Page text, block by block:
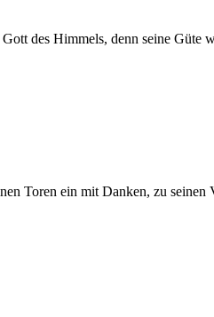
des Himmels, denn seine Güte
Toren ein mit Danken, zu